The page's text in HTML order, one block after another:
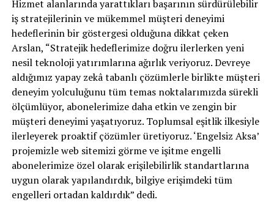
Hizmet alanlarında yarattıkları başarının sürdürülebilir
iş stratejilerinin ve mükemmel müşteri deneyimi
hedeflerinin bir göstergesi olduğuna dikkat çeken
Arslan, “Stratejik hedeflerimize doğru ilerlerken yeni
nesil teknoloji yatırımlarına ağırlık veriyoruz. Devreye
aldığımız yapay zekâ tabanlı çözümlerle birlikte müşteri
deneyim yolculuğunu tüm temas noktalarımızda sürekli
ölçümlüyor, abonelerimize daha etkin ve zengin bir
müşteri deneyimi yaşatıyoruz. Toplumsal eşitlik ilkesiyle
ilerleyerek proaktif çözümler üretiyoruz. ‘Engelsiz Aksa’
projemizle web sitemizi görme ve işitme engelli
abonelerimize özel olarak erişilebilirlik standartlarına
uygun olarak yapılandırdık, bilgiye erişimdeki tüm
engelleri ortadan kaldırdık” dedi.